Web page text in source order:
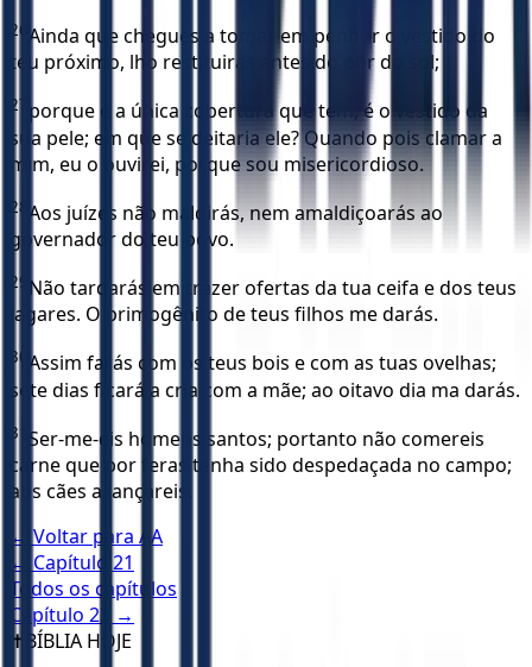
26 Ainda que chegues a tomar em penhor o vestido do
teu próximo, lho restituirás antes do pôr do sol;
27 porque é a única cobertura que tem; é o vestido da
sua pele; em que se deitaria ele? Quando pois clamar a
mim, eu o ouvirei, porque sou misericordioso.
28 Aos juízes não maldirás, nem amaldiçoarás ao
governador do teu povo.
29 Não tardarás em trazer ofertas da tua ceifa e dos teus
lagares. O primogênito de teus filhos me darás.
30 Assim farás com os teus bois e com as tuas ovelhas;
sete dias ficará a cria com a mãe; ao oitavo dia ma darás.
31
Ser-me-eis homens santos; portanto não comereis
carne que por feras tenha sido despedaçada no campo;
aos cães a lançareis.
← Voltar para AA
← Capítulo 21
Todos os capítulos
Capítulo 23
→
✝️ BÍBLIA HOJE